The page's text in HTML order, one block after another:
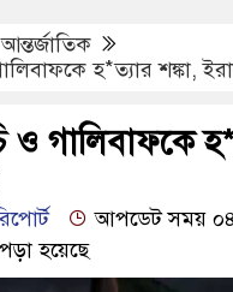
ড. ইউনূসের চেয়ে
তাই জীবিত অবস্থায় নিজের
লোভ দেখিয়ে স্কুল
আন্তর্জাতিক
হ*ত্যার শঙ্কা,
ও গালিবাফকে
আপডেট সময়
হয়েছে